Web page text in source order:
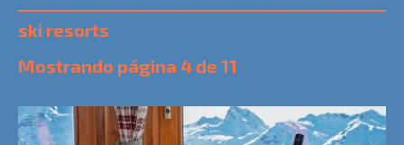
ski resorts
Mostrando página 4 de 11